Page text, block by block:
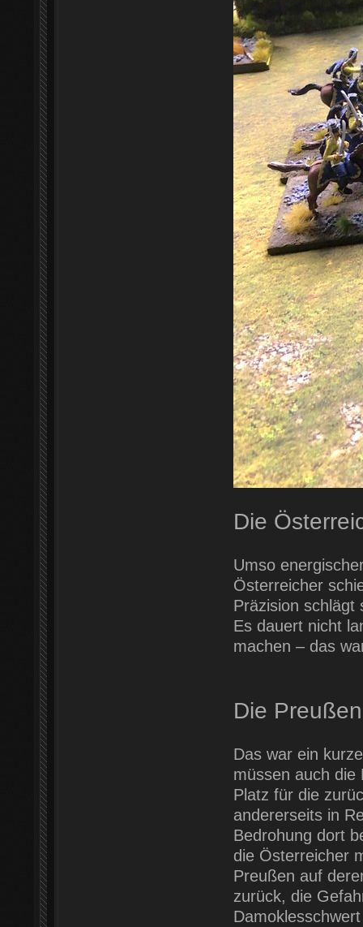
Die
Umso
Österreicher
Präzision schlägt
Es dauert nicht
machen – das
Die
Das war ein
müssen auch die
Platz für die
andererseits in
Bedrohung dort
die Österreicher
Preußen auf
zurück, die